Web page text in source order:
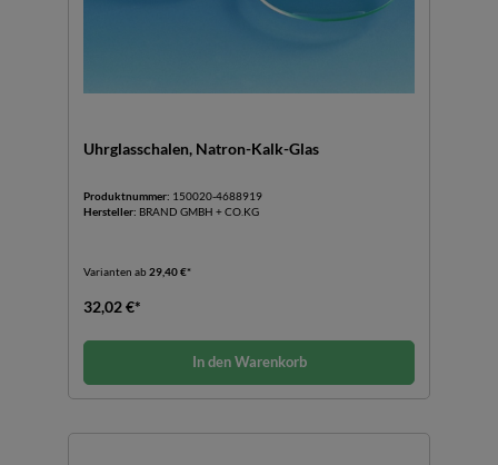
Uhrglasschalen, Natron-Kalk-Glas
Produktnummer: 150020-4688919
Hersteller: BRAND GMBH + CO.KG
Varianten ab29,40 €*
32,02 €*
In den Warenkorb